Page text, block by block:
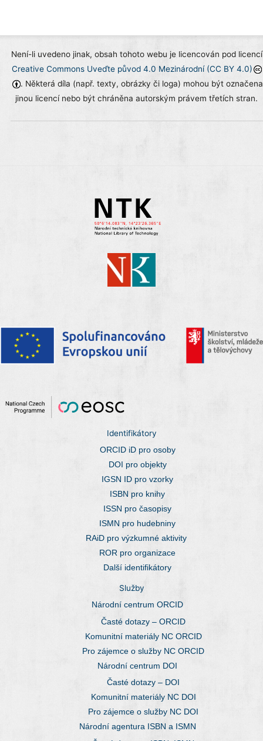
Není-li uvedeno jinak, obsah tohoto webu je licencován pod licencí
Creative Commons Uveďte původ 4.0 Mezinárodní (CC BY 4.0)
. Některá díla (např. texty, obrázky či loga) mohou být označena
jinou licencí nebo být chráněna autorským právem třetích stran.
Identifikátory
ORCID iD pro osoby
DOI pro objekty
IGSN ID pro vzorky
ISBN pro knihy
ISSN pro časopisy
ISMN pro hudebniny
RAiD pro výzkumné aktivity
ROR pro organizace
Další identifikátory
Služby
Národní centrum ORCID
Časté dotazy – ORCID
Komunitní materiály NC ORCID
Pro zájemce o služby NC ORCID
Národní centrum DOI
Časté dotazy – DOI
Komunitní materiály NC DOI
Pro zájemce o služby NC DOI
Národní agentura ISBN a ISMN